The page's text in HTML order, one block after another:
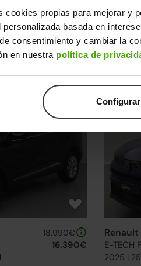
cookies propias para mejorar y
personalizada basada en
consentimiento y cambiar la
en nuestra política de
Configurar
20.990€
17.290€ TCe
GLP
15-20 días
18.990€
16.390€ E-TECH
2025 |